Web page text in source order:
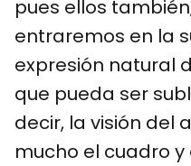
pues ellos
entraremos en la
expresión natural
que pueda ser
decir, la visión del
mucho el cuadro